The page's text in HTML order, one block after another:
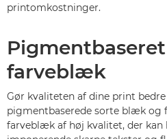
printomkostninger.
farveblæk
Gør kvaliteten af dine print
pigmentbaserede sorte blæk og
farveblæk af høj kvalitet, der